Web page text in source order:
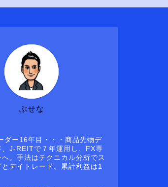
ぶせな
ダー16年目・・・商品先物デ
、J-REITで７年運用し、FX専
。手法はテクニカル分析でス
とデイトレード。累計利益は1